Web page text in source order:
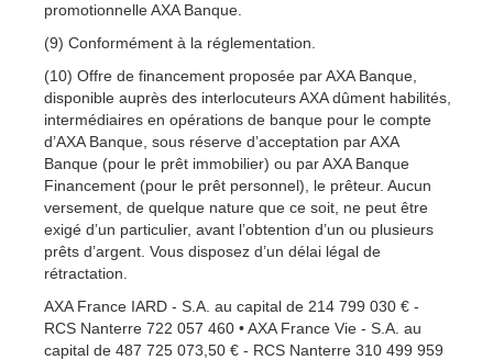
promotionnelle AXA Banque.
(9) Conformément à la réglementation.
(10) Offre de financement proposée par AXA Banque,
disponible auprès des interlocuteurs AXA dûment habilités,
intermédiaires en opérations de banque pour le compte
d’AXA Banque, sous réserve d’acceptation par AXA
Banque (pour le prêt immobilier) ou par AXA Banque
Financement (pour le prêt personnel), le prêteur. Aucun
versement, de quelque nature que ce soit, ne peut être
exigé d’un particulier, avant l’obtention d’un ou plusieurs
prêts d’argent. Vous disposez d’un délai légal de
rétractation.
AXA France IARD - S.A. au capital de 214 799 030 € -
RCS Nanterre 722 057 460 • AXA France Vie - S.A. au
capital de 487 725 073,50 € - RCS Nanterre 310 499 959